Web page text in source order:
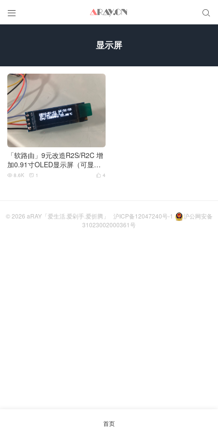
 
显示屏
「软路由」9元改造R2S/R2C 增
加0.91寸OLED显示屏（可显示
时间/后台IP地址/CPU频率/温度/
 4
 8.6K  1
© 2026 aRAY「爱生活.爱剁手.爱折腾」 沪ICP备12047240号-1
沪公网安备
31023002000361号
首页